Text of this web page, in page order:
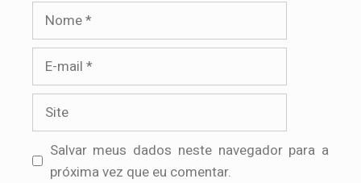
Nome
Site
Salvar meus dados neste navegador para a
próxima vez que eu comentar.